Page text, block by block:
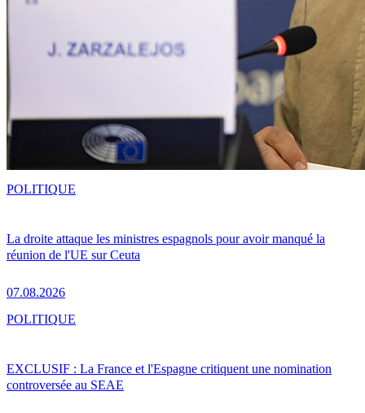
La droite attaque les ministres espagnols pour avoir manqué la
réunion de l'UE sur Ceuta
07.08.2026
POLITIQUE
EXCLUSIF : La France et l'Espagne critiquent une nomination
controversée au SEAE
POLITIQUE